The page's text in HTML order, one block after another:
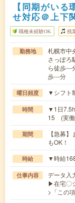
【同期がい
せ対応＠上下
職種未経験OK 残
勤務地
札幌市中
さっぽろ
ら徒歩---
歩---分
曜日頻度 ▼シフト
時間
▼1日
15 (実
期間
【急募
もOK！
時給 ▼時給
仕事内容
データ入
▶在宅〇
>「この